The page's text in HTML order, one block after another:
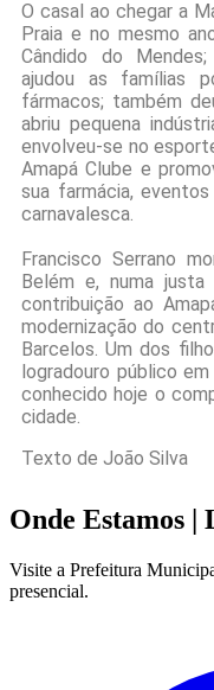
O casal ao chegar a
Praia e no mesmo
Cândido do
ajudou as famílias
fármacos; também
abriu pequena
envolveu-se no
Amapá Clube e
sua farmácia,
carnavalesca.
Francisco Serrano
Belém e, numa justa
contribuição ao
modernização do
Barcelos. Um dos
logradouro público
conhecido hoje o
cidade.
Texto de João Silva
Onde Estamos
Visite a Prefeitura
presencial.